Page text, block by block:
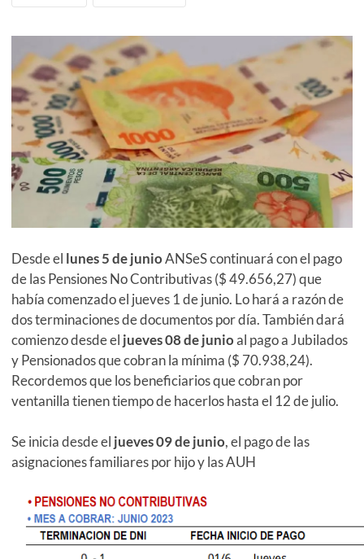
Desde el lunes 5 de junioANSeS continuará con el pago
de las Pensiones No Contributivas ($ 49.656,27) que
había comenzado el jueves 1 de junio. Lo hará a razón de
dos terminaciones de documentos por día. También dará
comienzo desde el jueves 08 de junioal pago a Jubilados
y Pensionados que cobran la mínima ($ 70.938,24).
Recordemos que los beneficiarios que cobran por
ventanilla tienen tiempo de hacerlos hasta el 12 de julio.
Se inicia desde el jueves 09 de junio, el pago de las
asignaciones familiares por hijo y las AUH